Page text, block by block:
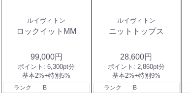
ルイヴィトン
ロックイットMM
99,000円
ポイント:6,300pt分
基本2%+特別5%
ランク
B
ルイヴィトン
ニットトップス
28,600円
ポイント: 2,860pt分
基本2%+特別9%
ランク
B